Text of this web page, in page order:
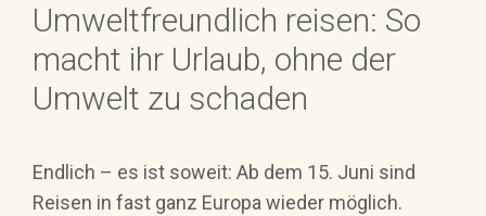
Umweltfreundlich reisen: So
macht ihr Urlaub, ohne der
Umwelt zu schaden
Endlich – es ist soweit: Ab dem 15. Juni sind
Reisen in fast ganz Europa wieder möglich.